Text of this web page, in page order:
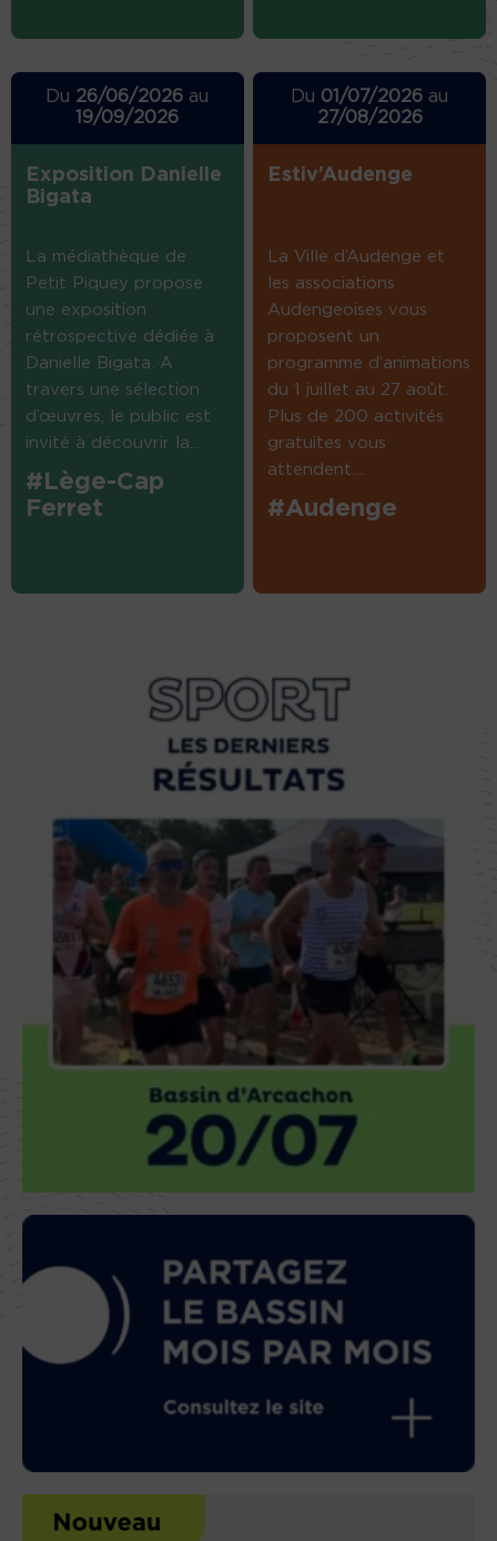
Du 26/06/2026 au
19/09/2026
Exposition Danielle
Bigata
La médiathèque de
Petit Piquey propose
une exposition
rétrospective dédiée à
Danielle Bigata. A
travers une sélection
d’œuvres, le public est
invité à découvrir la...
#Lège-Cap
Ferret
Du 01/07/2026 au
27/08/2026
Estiv’Audenge
La Ville d’Audenge et
les associations
Audengeoises vous
proposent un
programme d’animations
du 1 juillet au 27 août.
Plus de 200 activités
gratuites vous
attendent....
#Audenge